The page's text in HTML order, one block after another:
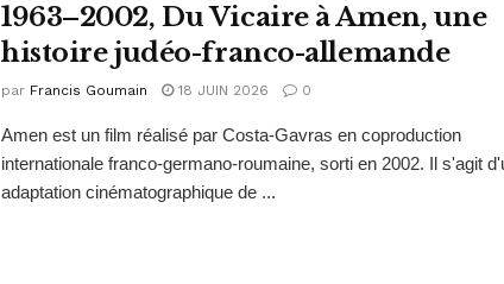
1963–2002, Du Vicaire à Amen, une
histoire judéo-franco-allemande
par Francis Goumain 18 JUIN 2026 0
Amen est un film réalisé par Costa-Gavras en coproduction
internationale franco-germano-roumaine, sorti en 2002. Il s'agit
adaptation cinématographique de ...